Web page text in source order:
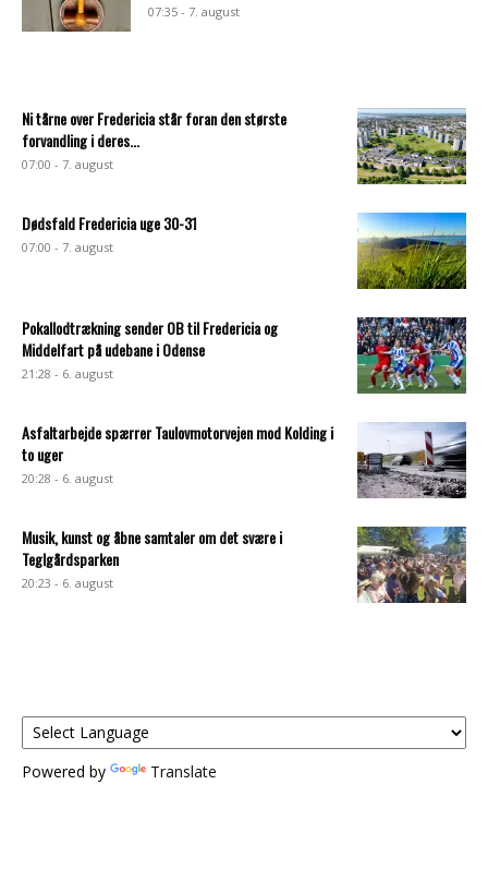
07:35 - 7. august
Ni tårne over Fredericia står foran den største
forvandling i deres...
07:00 - 7. august
Dødsfald Fredericia uge 30-31
07:00 - 7. august
Pokallodtrækning sender OB til Fredericia og
Middelfart på udebane i Odense
21:28 - 6. august
Asfaltarbejde spærrer Taulovmotorvejen mod Kolding i
to uger
20:28 - 6. august
Musik, kunst og åbne samtaler om det svære i
Teglgårdsparken
20:23 - 6. august
Powered by Translate